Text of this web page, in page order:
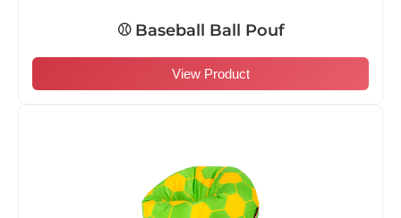
⚾ Baseball Ball Pouf
View Product